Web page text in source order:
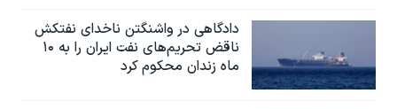
دادگاهی در واشنگتن ناخدای نفتکش
ناقض تحریم‌های نفت ایران را به ۱۰
ماه زندان محکوم کرد